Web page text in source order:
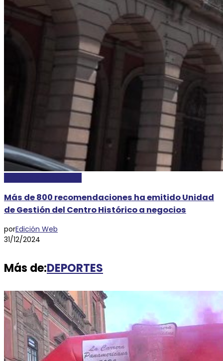
Más de 800 recomendaciones ha emitido Unidad
de Gestión del Centro Histórico a negocios
porEdición Web
31/12/2024
Más de:DEPORTES